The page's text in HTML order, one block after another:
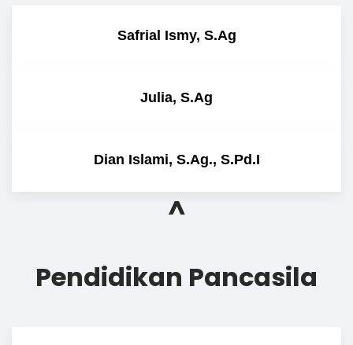
Safrial Ismy, S.Ag
Julia, S.Ag
Dian Islami, S.Ag., S.Pd.I
^
Pendidikan Pancasila